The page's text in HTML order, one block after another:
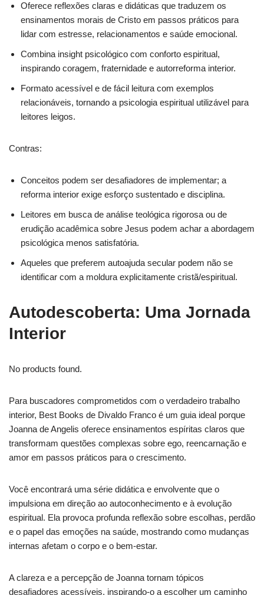
Oferece reflexões claras e didáticas que traduzem os
ensinamentos morais de Cristo em passos práticos para
lidar com estresse, relacionamentos e saúde emocional.
Combina insight psicológico com conforto espiritual,
inspirando coragem, fraternidade e autorreforma interior.
Formato acessível e de fácil leitura com exemplos
relacionáveis, tornando a psicologia espiritual utilizável para
leitores leigos.
Contras:
Conceitos podem ser desafiadores de implementar; a
reforma interior exige esforço sustentado e disciplina.
Leitores em busca de análise teológica rigorosa ou de
erudição acadêmica sobre Jesus podem achar a abordagem
psicológica menos satisfatória.
Aqueles que preferem autoajuda secular podem não se
identificar com a moldura explicitamente cristã/espiritual.
Autodescoberta: Uma Jornada
Interior
No products found.
Para buscadores comprometidos com o verdadeiro trabalho
interior, Best Books de Divaldo Franco é um guia ideal porque
Joanna de Angelis oferece ensinamentos espíritas claros que
transformam questões complexas sobre ego, reencarnação e
amor em passos práticos para o crescimento.
Você encontrará uma série didática e envolvente que o
impulsiona em direção ao autoconhecimento e à evolução
espiritual. Ela provoca profunda reflexão sobre escolhas, perdão
e o papel das emoções na saúde, mostrando como mudanças
internas afetam o corpo e o bem-estar.
A clareza e a percepção de Joanna tornam tópicos
desafiadores acessíveis, inspirando-o a escolher um caminho